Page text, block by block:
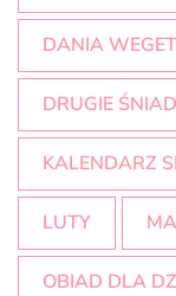
DANIA
DRUGIE
KALENDARZ
LUTY
OBIAD DLA